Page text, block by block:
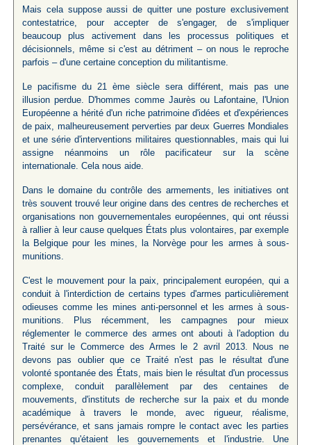
Mais cela suppose aussi de quitter une posture exclusivement
contestatrice, pour accepter de s'engager, de s'impliquer
beaucoup plus activement dans les processus politiques et
décisionnels, même si c'est au détriment – on nous le reproche
parfois – d'une certaine conception du militantisme.
Le pacifisme du 21 ème siècle sera différent, mais pas une
illusion perdue. D'hommes comme Jaurès ou Lafontaine, l'Union
Européenne a hérité d'un riche patrimoine d'idées et d'expériences
de paix, malheureusement perverties par deux Guerres Mondiales
et une série d'interventions militaires questionnables, mais qui lui
assigne néanmoins un rôle pacificateur sur la scène
internationale. Cela nous aide.
Dans le domaine du contrôle des armements, les initiatives ont
très souvent trouvé leur origine dans des centres de recherches et
organisations non gouvernementales européennes, qui ont réussi
à rallier à leur cause quelques États plus volontaires, par exemple
la Belgique pour les mines, la Norvège pour les armes à sous-
munitions.
C'est le mouvement pour la paix, principalement européen, qui a
conduit à l'interdiction de certains types d'armes particulièrement
odieuses comme les mines anti-personnel et les armes à sous-
munitions. Plus récemment, les campagnes pour mieux
réglementer le commerce des armes ont abouti à l'adoption du
Traité sur le Commerce des Armes le 2 avril 2013. Nous ne
devons pas oublier que ce Traité n'est pas le résultat d'une
volonté spontanée des États, mais bien le résultat d'un processus
complexe, conduit parallèlement par des centaines de
mouvements, d'instituts de recherche sur la paix et du monde
académique à travers le monde, avec rigueur, réalisme,
persévérance, et sans jamais rompre le contact avec les parties
prenantes qu'étaient les gouvernements et l'industrie. Une